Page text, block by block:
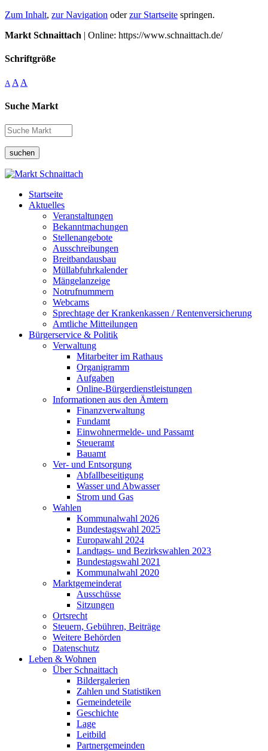
Zum Inhalt, zur Navigation oderzur Startseite springen.
Markt Schnaittach | Online: https://www.schnaittach.de/
Schriftgröße
A A A
Suche Markt
suchen
Startseite
Aktuelles
Veranstaltungen
Bekanntmachungen
Stellenangebote
Ausschreibungen
Breitbandausbau
Müllabfuhrkalender
Mängelanzeige
Notrufnummern
Webcams
Sprechtage der Krankenkassen / Rentenversicherung
Amtliche Mitteilungen
Bürgerservice & Politik
Verwaltung
Mitarbeiter im Rathaus
Organigramm
Aufgaben
Online-Bürgerdienstleistungen
Informationen aus den Ämtern
Finanzverwaltung
Fundamt
Einwohnermelde- und Passamt
Steueramt
Bauamt
Ver- und Entsorgung
Abfallbeseitigung
Wasser und Abwasser
Strom und Gas
Wahlen
Kommunalwahl 2026
Bundestagswahl 2025
Europawahl 2024
Landtags- und Bezirkswahlen 2023
Bundestagswahl 2021
Kommunalwahl 2020
Marktgemeinderat
Ausschüsse
Sitzungen
Ortsrecht
Steuern, Gebühren, Beiträge
Weitere Behörden
Datenschutz
Leben & Wohnen
Über Schnaittach
Bildergalerien
Zahlen und Statistiken
Gemeindeteile
Geschichte
Lage
Leitbild
Partnergemeinden